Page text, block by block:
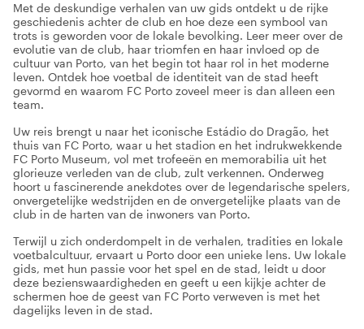
Met de deskundige verhalen van uw gids ontdekt u de rijke
geschiedenis achter de club en hoe deze een symbool van
trots is geworden voor de lokale bevolking. Leer meer over de
evolutie van de club, haar triomfen en haar invloed op de
cultuur van Porto, van het begin tot haar rol in het moderne
leven. Ontdek hoe voetbal de identiteit van de stad heeft
gevormd en waarom FC Porto zoveel meer is dan alleen een
team.
Uw reis brengt u naar het iconische Estádio do Dragão, het
thuis van FC Porto, waar u het stadion en het indrukwekkende
FC Porto Museum, vol met trofeeën en memorabilia uit het
glorieuze verleden van de club, zult verkennen. Onderweg
hoort u fascinerende anekdotes over de legendarische spelers,
onvergetelijke wedstrijden en de onvergetelijke plaats van de
club in de harten van de inwoners van Porto.
Terwijl u zich onderdompelt in de verhalen, tradities en lokale
voetbalcultuur, ervaart u Porto door een unieke lens. Uw lokale
gids, met hun passie voor het spel en de stad, leidt u door
deze bezienswaardigheden en geeft u een kijkje achter de
schermen hoe de geest van FC Porto verweven is met het
dagelijks leven in de stad.